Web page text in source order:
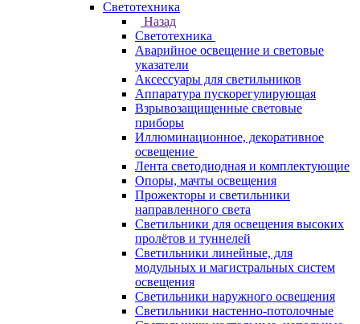
Светотехника
Назад
Светотехника
Аварийное освещение и световые
указатели
Аксессуары для светильников
Аппаратура пускорегулирующая
Взрывозащищенные световые
приборы
Иллюминационное, декоративное
освещение
Лента светодиодная и комплектующие
Опоры, мачты освещения
Прожекторы и светильники
направленного света
Светильники для освещения высоких
пролётов и туннелей
Светильники линейные, для
модульных и магистральных систем
освещения
Светильники наружного освещения
Светильники настенно-потолочные